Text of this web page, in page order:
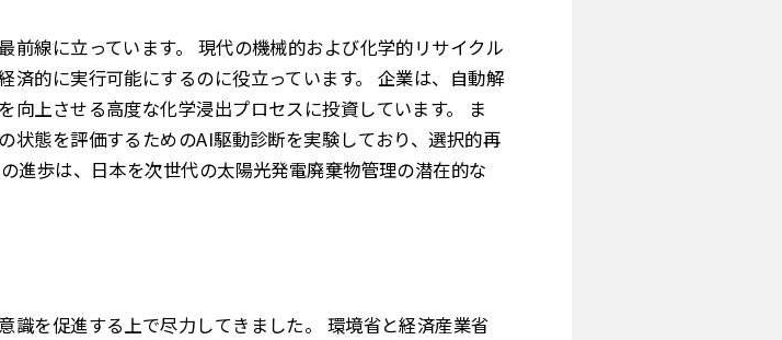
線に立っています。 現代の機械的および化学的リサイクル
的に実行可能にするのに役立っています。 企業は、自動解
上させる高度な化学浸出プロセスに投資しています。 ま
状態を評価するためのAI駆動診断を実験しており、選択的再
進歩は、日本を次世代の太陽光発電廃棄物管理の潜在的な
識を促進する上で尽力してきました。 環境省と経済産業省